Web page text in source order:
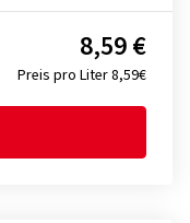
Preis pro Liter 8,59€
8,59 €